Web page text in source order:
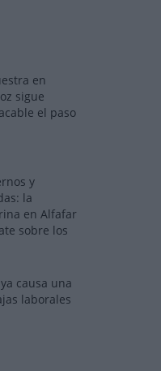
en
sigue
el paso
y
la
en Alfafar
sobre los
causa una
laborales